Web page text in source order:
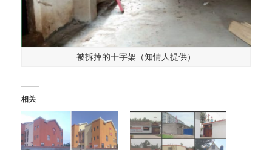
被拆掉的十字架（知情人提供）
相关